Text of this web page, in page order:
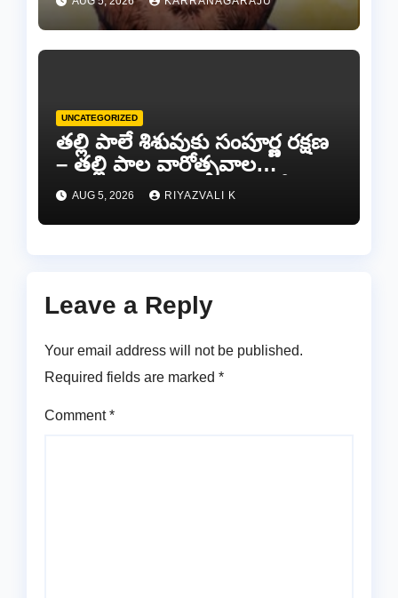
UNCATEGORIZED
తల్లి పాలే శిశువుకు సంపూర్ణ రక్షణ
– తల్లి పాల వారోత్సవాల
సందర్భంగా అవగాహన ర్యాలీ…
AUG 5, 2026 RIYAZVALI K
Leave a Reply
Your email address will not be published.
Required fields are marked *
Comment*